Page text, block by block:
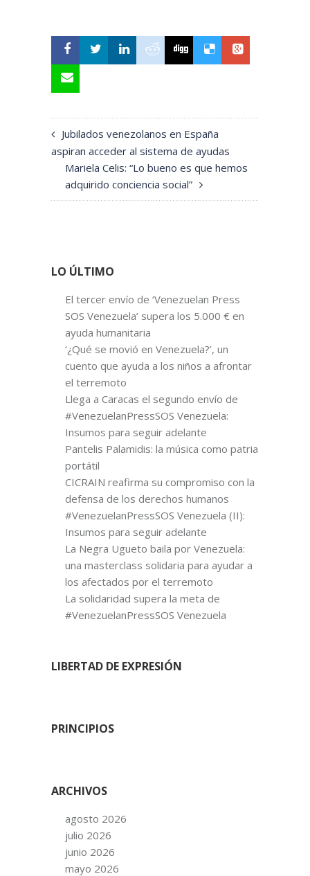
Jubilados venezolanos en España
aspiran acceder al sistema de ayudas
Mariela Celis: “Lo bueno es que hemos
adquirido conciencia social”
LO ÚLTIMO
El tercer envío de ‘Venezuelan Press
SOS Venezuela’ supera los 5.000 € en
ayuda humanitaria
‘¿Qué se movió en Venezuela?’, un
cuento que ayuda a los niños a afrontar
el terremoto
Llega a Caracas el segundo envío de
#VenezuelanPressSOS Venezuela:
Insumos para seguir adelante
Pantelis Palamidis: la música como patria
portátil
CICRAIN reafirma su compromiso con la
defensa de los derechos humanos
#VenezuelanPressSOS Venezuela (II):
Insumos para seguir adelante
La Negra Ugueto baila por Venezuela:
una masterclass solidaria para ayudar a
los afectados por el terremoto
La solidaridad supera la meta de
#VenezuelanPressSOS Venezuela
LIBERTAD DE EXPRESIÓN
PRINCIPIOS
ARCHIVOS
agosto 2026
julio 2026
junio 2026
mayo 2026